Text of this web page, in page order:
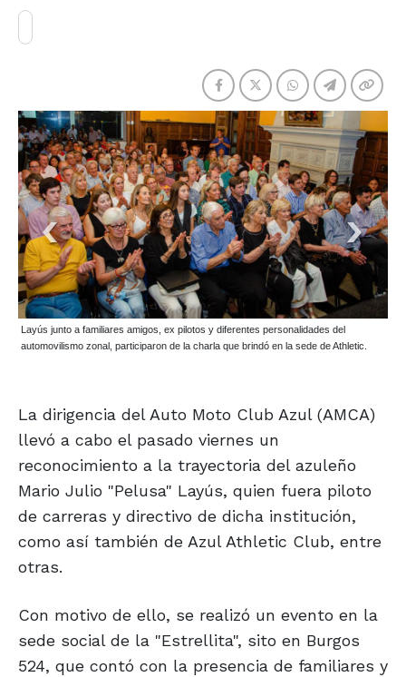
Layús junto a familiares amigos, ex pilotos y diferentes personalidades del
automovilismo zonal, participaron de la charla que brindó en la sede de Athletic.
La dirigencia del Auto Moto Club Azul (AMCA)
llevó a cabo el pasado viernes un
reconocimiento a la trayectoria del azuleño
Mario Julio "Pelusa" Layús, quien fuera piloto
de carreras y directivo de dicha institución,
como así también de Azul Athletic Club, entre
otras.
Con motivo de ello, se realizó un evento en la
sede social de la "Estrellita", sito en Burgos
524, que contó con la presencia de familiares y